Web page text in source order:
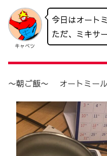
キャベツ
今日はオート
ただ、ミキサ
〜朝ご飯〜 オートミール